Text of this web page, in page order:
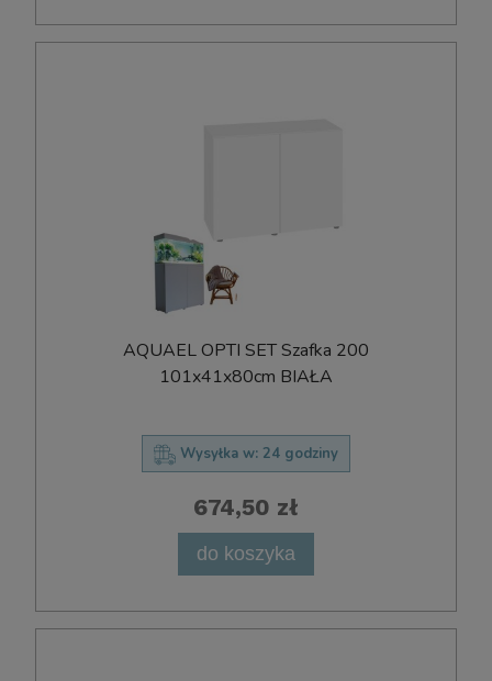
AQUAEL OPTI SET Szafka 200
101x41x80cm BIAŁA
Wysyłka w: 24 godziny
674,50 zł
do koszyka